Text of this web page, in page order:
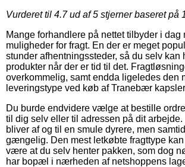
Vurderet til 4.7ud af 5 stjerner baseret på
Mange forhandlere på nettet tilbyder i
muligheder for fragt. En der er meget
stunder afhentningssteder, så du selv kan
produkter når der er tid til det.
overkommelig, samt endda ligeledes den
leveringstype ved køb af Tranebær
Du burde endvidere vælge at bestille
til dig selv eller til adressen på dit
bliver af og til en smule dyrere, men
gængelig. Den mest letkøbte fragttype
være at du selv henter pakken, som dog
har bopæl i nærheden af netshoppens